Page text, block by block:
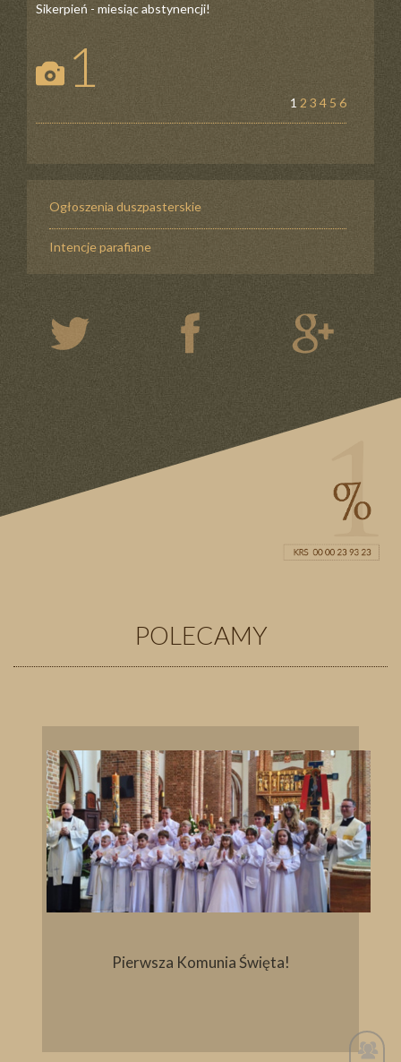
Sikerpień - miesiąc abstynencji!
1
1 2 3 4 5 6
Ogłoszenia duszpasterskie
Intencje parafiane
POLECAMY
Pierwsza Komunia Święta!